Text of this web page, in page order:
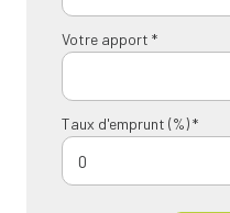
Votre apport *
Taux d'emprunt (%) *